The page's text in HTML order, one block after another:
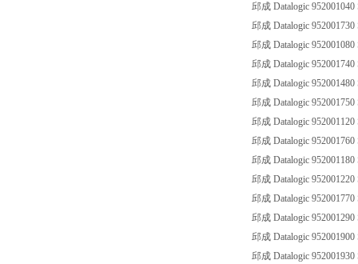
邱成 Datalogic
邱成 Datalogic
邱成 Datalogic 952001080
邱成 Datalogic
邱成 Datalogic 952001480
邱成 Datalogic
邱成 Datalogic
邱成 Datalogic
邱成 Datalogic 952001180
邱成 Datalogic
邱成 Datalogic
邱成 Datalogic 952001290
邱成 Datalogic
邱成 Datalogic